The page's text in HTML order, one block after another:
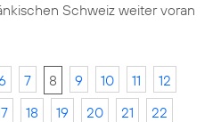
Schweiz weiter voran
7 8 9 10 11
12
18 19 20 21
22